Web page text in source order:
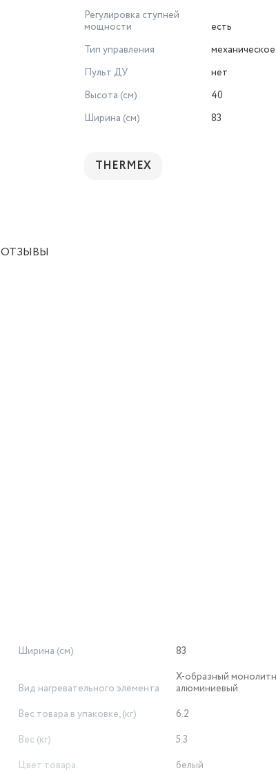
Регулировка ступней
мощности
есть
Тип управления
механическое
Пульт ДУ
нет
Высота (см)
40
Ширина (см)
83
THERMEX
ОТЗЫВЫ
Ширина (см) 83
Вид нагревательного элемента
Х-образный
алюминиевый
Вес товара в упаковке, (кг)
6.2
Вес (кг)
5.3
Цвет товара
белый